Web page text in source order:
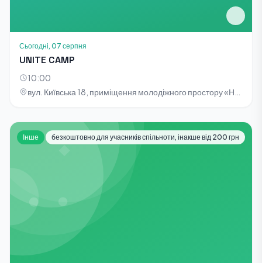
Сьогодні, 07 серпня
UNITE CAMP
10:00
Інше безкоштовно для учасників спільноти, інакше від 200 грн